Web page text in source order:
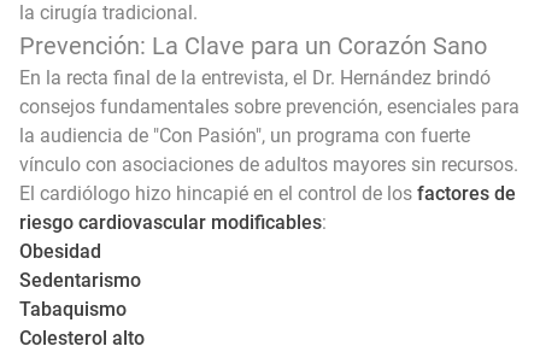
la cirugía tradicional.
Prevención: La Clave para un Corazón Sano
En la recta final de la entrevista, el Dr. Hernández brindó
consejos fundamentales sobre prevención, esenciales para
la audiencia de "Con Pasión", un programa con fuerte
vínculo con asociaciones de adultos mayores sin recursos.
El cardiólogo hizo hincapié en el control de los factores de
riesgo cardiovascular modificables:
Obesidad
Sedentarismo
Tabaquismo
Colesterol alto